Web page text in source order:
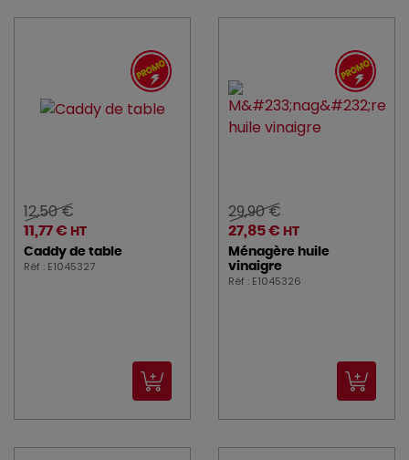
12,50 €
11,77 € HT
Caddy de table
Réf : E1045327
29,90 €
27,85 € HT
Ménagère huile
vinaigre
Réf : E1045326